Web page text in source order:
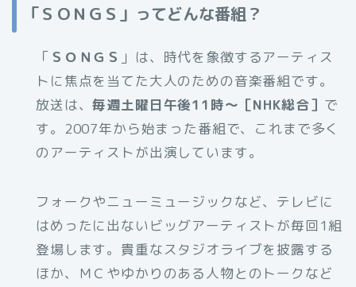
「ＳＯＮＧＳ」ってどんな番組？
「 ＳＯＮＧＳ 」は、時代を象徴するアーティス
トに焦点を当てた大人のための音楽番組です。
放送は、毎週土曜日午後11時～［NHK総合］ で
す。2007年から始まった番組で、これまで多く
のアーティストが出演しています。
フォークやニューミュージックなど、テレビに
はめったに出ないビッグアーティストが毎回1組
登場します。貴重なスタジオライブを披露する
ほか、ＭＣやゆかりのある人物とのトークなど